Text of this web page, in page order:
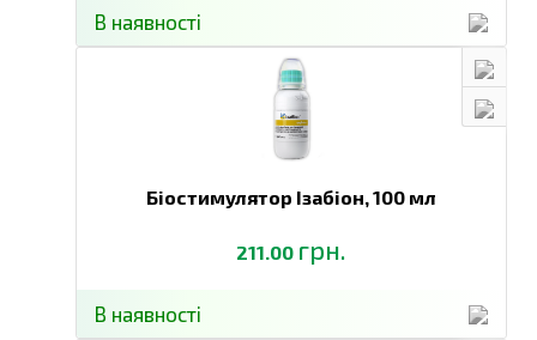
В наявності
Біостимулятор Ізабіон,100 мл
211.00 грн.
В наявності